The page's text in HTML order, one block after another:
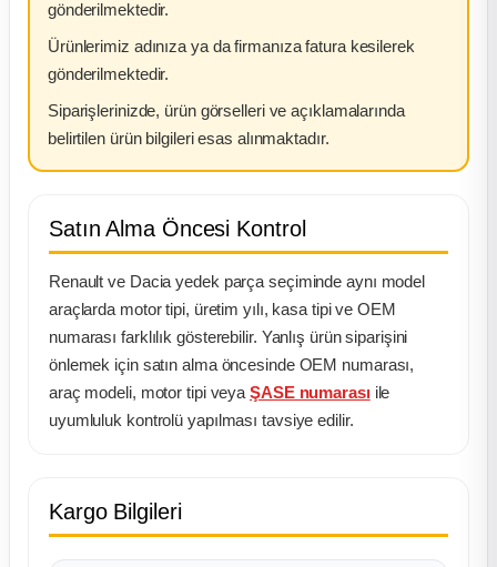
gönderilmektedir.
Ürünlerimiz adınıza ya da firmanıza fatura kesilerek
gönderilmektedir.
Siparişlerinizde, ürün görselleri ve açıklamalarında
belirtilen ürün bilgileri esas alınmaktadır.
Satın Alma Öncesi Kontrol
Renault ve Dacia yedek parça seçiminde aynı model
araçlarda motor tipi, üretim yılı, kasa tipi ve OEM
numarası farklılık gösterebilir. Yanlış ürün siparişini
önlemek için satın alma öncesinde OEM numarası,
araç modeli, motor tipi veyaŞASE numarasıile
uyumluluk kontrolü yapılması tavsiye edilir.
Kargo Bilgileri